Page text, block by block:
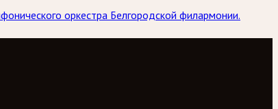
оркестра Белгородской филармонии.